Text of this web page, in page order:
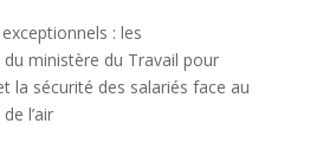
: les
ministère du Travail pour
la sécurité des salariés face au
l’air